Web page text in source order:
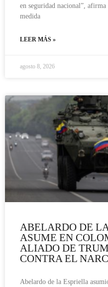
en seguridad nacional”,
medida
LEER MÁS »
agosto 8, 2026
ABELARDO DE
ASUME EN
ALIADO DE
CONTRA EL
Abelardo de la Espriella